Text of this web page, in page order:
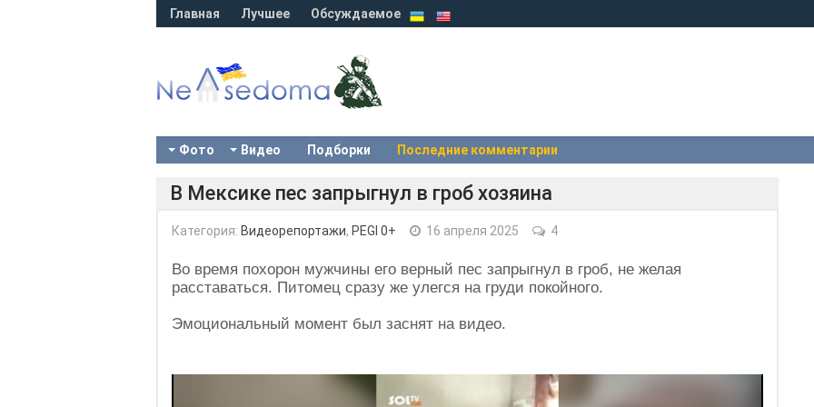
Главная Лучшее Обсуждаемое
Фото Видео Подборки Последние комментарии
В Мексике пес запрыгнул в гроб хозяина
Категория: Видеорепортажи, PEGI 0+ 16 апреля 2025 4
Во время похорон мужчины его верный пес запрыгнул в гроб, не желая
расставаться. Питомец сразу же улегся на груди покойного.
Эмоциональный момент был заснят на видео.